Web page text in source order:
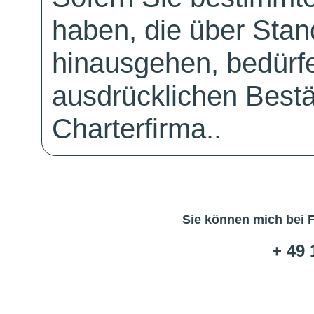
haben, die über
hinausgehen,
ausdrücklichen
Charterfirma..
Sie können mich bei
+ 49